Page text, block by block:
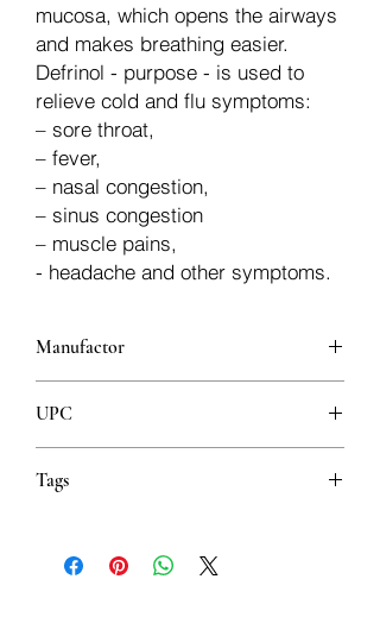
mucosa, which opens the airways
and makes breathing easier.
Defrinol - purpose - is used to
relieve cold and flu symptoms:
– sore throat,
– fever,
– nasal congestion,
– sinus congestion
– muscle pains,
- headache and other symptoms.
Manufactor
UPC
Tags
Linderung von Erkältungs- und
Grippesymptomen